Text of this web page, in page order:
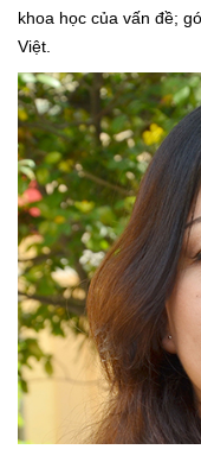
khoa học của vấn đề;
Việt.